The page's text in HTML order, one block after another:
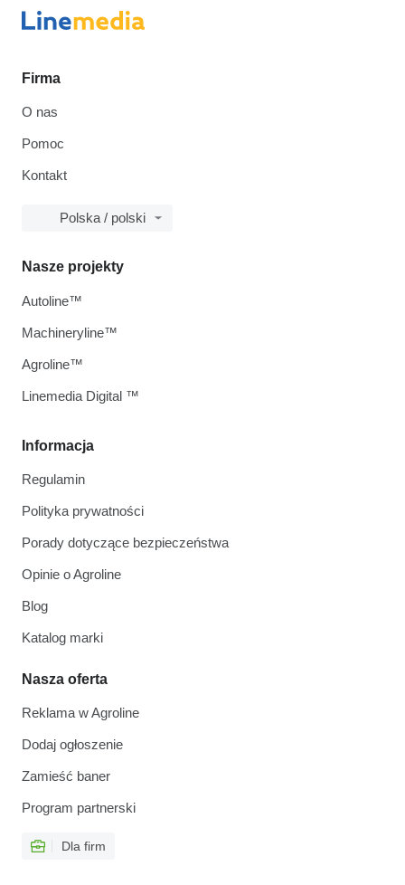
Firma
O nas
Pomoc
Kontakt
Polska / polski
Informacja
Regulamin
Polityka prywatności
Porady dotyczące bezpieczeństwa
Opinie o Agroline
Blog
Katalog marki
Nasza oferta
Reklama w Agroline
Dodaj ogłoszenie
Zamieść baner
Program partnerski
Dla firm
Nasze projekty
Autoline™
Machineryline™
Agroline™
Linemedia Digital ™